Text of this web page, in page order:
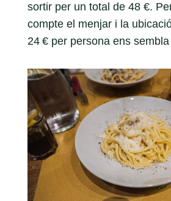
sortir per un total de 48 €.
compte el menjar i la
24 € per persona ens